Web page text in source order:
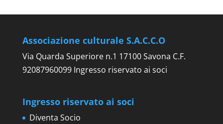
Associazione culturale S.A.C.C.O
Via Quarda Superiore n.1 17100 Savona C.F.
92087960099 Ingresso riservato ai soci
Ingresso riservato ai soci
Diventa Socio